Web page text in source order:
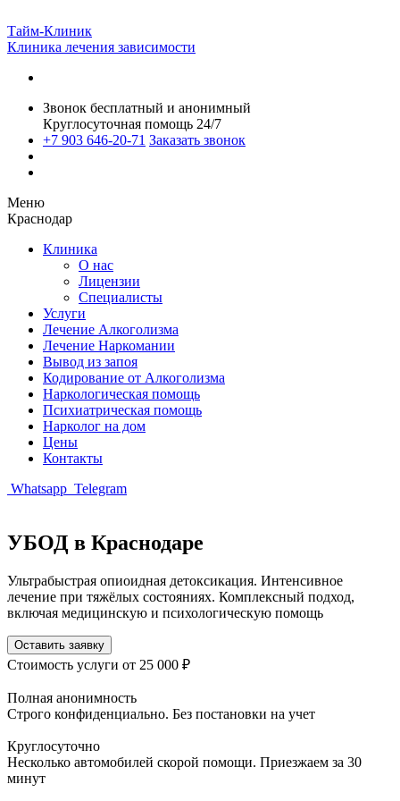
Тайм-Клиник
Клиника лечения зависимости
Звонок бесплатный и анонимный
Круглосуточная помощь 24/7
+7 903 646-20-71 Заказать звонок
Меню
Краснодар
Клиника
О нас
Лицензии
Специалисты
Услуги
Лечение Алкоголизма
Лечение Наркомании
Вывод из запоя
Кодирование от Алкоголизма
Наркологическая помощь
Психиатрическая помощь
Нарколог на дом
Цены
Контакты
Whatsapp Telegram
УБОД в Краснодаре
Ультрабыстрая опиоидная детоксикация. Интенсивное
лечение при тяжёлых состояниях. Комплексный подход,
включая медицинскую и психологическую помощь
Оставить заявку
Стоимость услуги от 25 000 ₽
Полная анонимность
Строго конфиденциально. Без постановки на учет
Круглосуточно
Несколько автомобилей скорой помощи. Приезжаем за 30
минут